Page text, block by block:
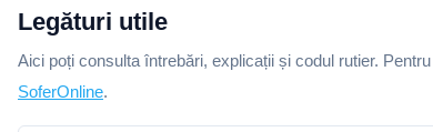
Legături utile
Aici poți consulta întrebări, explicații și codul rutier.
SoferOnline.